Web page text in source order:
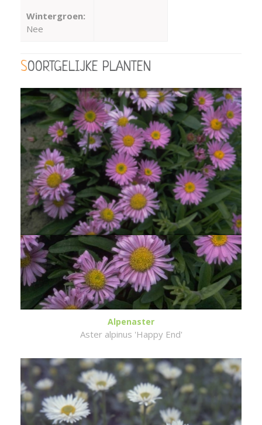
Wintergroen:
Nee
SOORTGELIJKE PLANTEN
Alpenaster
Aster alpinus 'Happy End'